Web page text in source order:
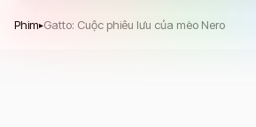
Phim▸Gatto: Cuộc phiêu lưu của mèo Nero